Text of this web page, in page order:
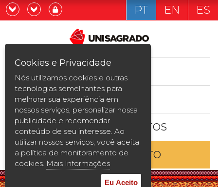
Graduação
Pós-graduação e MBA
Curta Duração
Vestibular
2ª Graduação
Transferência
Já sou estudande
Quero ser estudante
PT EN ES
ESTUDE AQUI
BOLSAS E DESCONTOS
ENTRE EM CONTATO
Cookies e Privacidade
Nós utilizamos cookies e outras
tecnologias semelhantes para
melhorar sua experiência em
nossos serviços, personalizar nossa
publicidade e recomendar
conteúdo de seu interesse. Ao
utilizar nossos serviços, você aceita
a política de monitoramento de
cookies. Mais Informações
Eu Aceito